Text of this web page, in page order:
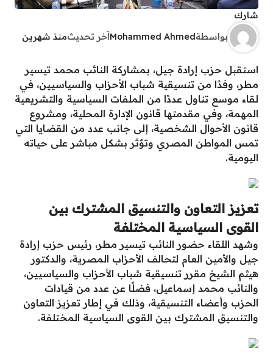
شارك
بواسطةMohammed Ahmed آخر تحديثمنذ شهرين
استقبل حزب إرادة جيل، بمشاركة النائب محمد تيسير
مطر، وفدًا من تنسيقية شباب الأحزاب والسياسيين، في
لقاء موسع تناول عددًا من الملفات السياسية والتشريعية
المهمة، وفي مقدمتها قانون الإدارة المحلية، ومشروع
قانون الأحوال الشخصية، إلى جانب عدد من القضايا التي
تمس المواطن المصري وتؤثر بشكل مباشر على حياته
اليومية.
تعزيز التعاون والتنسيق المشترك بين
القوى السياسية المختلفة
وشهد اللقاء حضور النائب تيسير مطر، رئيس حزب إرادة
جيل والأمين العام لتحالف الأحزاب المصرية، والدكتور
هيثم الشيخ مقرر تنسيقية شباب الأحزاب والسياسيين،
والنائب محمد إسماعيل، فضلًا عن عدد من قيادات
الحزب وأعضاء التنسيقية، وذلك في إطار تعزيز التعاون
والتنسيق المشترك بين القوى السياسية المختلفة.